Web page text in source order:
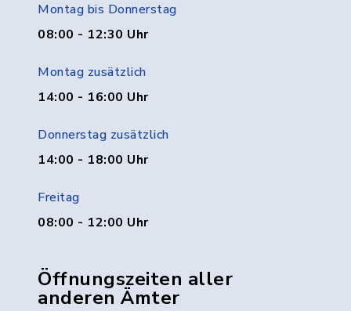
Montag bis Donnerstag
08:00 - 12:30 Uhr
Montag zusätzlich
14:00 - 16:00 Uhr
Donnerstag zusätzlich
14:00 - 18:00 Uhr
Freitag
08:00 - 12:00 Uhr
Öffnungszeiten aller
anderen Ämter